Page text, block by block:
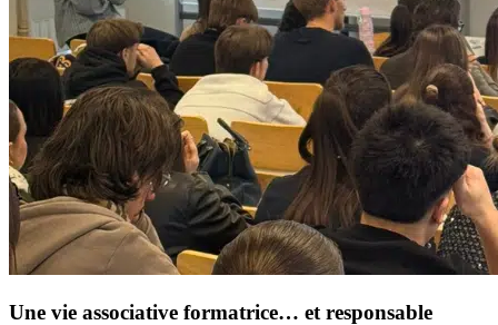
Une vie associative formatrice… et responsable